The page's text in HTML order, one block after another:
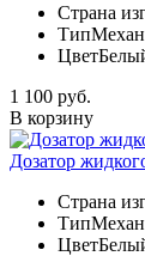
Страна
Тип
Цвет
1 100 руб.
В корзину
Дозатор
Страна
Тип
Цвет